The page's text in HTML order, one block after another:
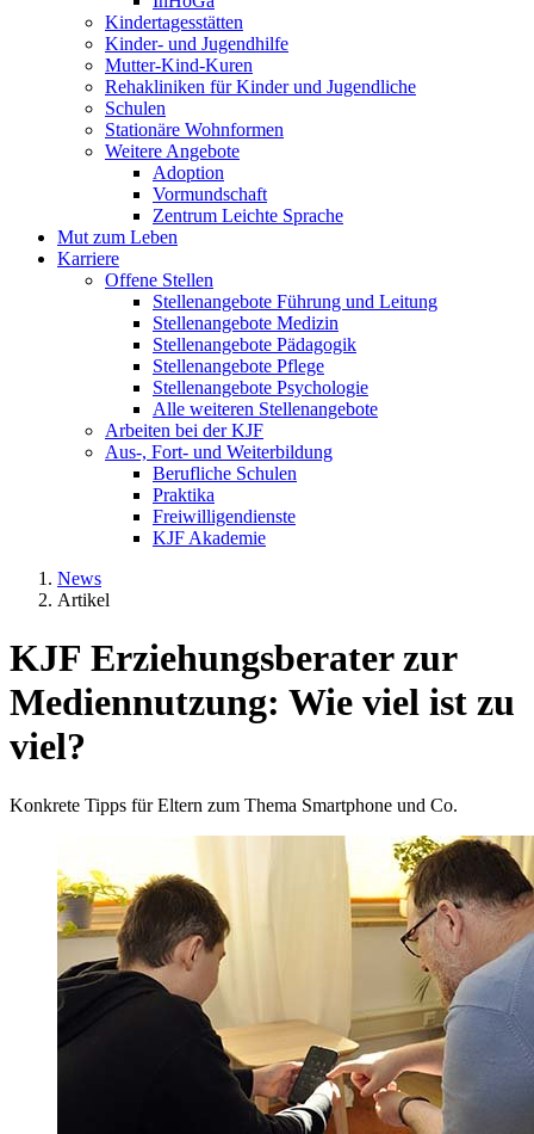
Kindertagesstätten
Kinder- und Jugendhilfe
Mutter-Kind-Kuren
Rehakliniken für Kinder und Jugendliche
Schulen
Stationäre Wohnformen
Weitere Angebote
Adoption
Vormundschaft
Zentrum Leichte Sprache
Mut zum Leben
Karriere
Offene Stellen
Stellenangebote Führung und Leitung
Stellenangebote Medizin
Stellenangebote Pädagogik
Stellenangebote Pflege
Stellenangebote Psychologie
Alle weiteren Stellenangebote
Arbeiten bei der KJF
Aus-, Fort- und Weiterbildung
Berufliche Schulen
Praktika
Freiwilligendienste
KJF Akademie
News
Artikel
KJF Erziehungsberater zur
Mediennutzung: Wie viel ist zu
viel?
Konkrete Tipps für Eltern zum Thema Smartphone und Co.